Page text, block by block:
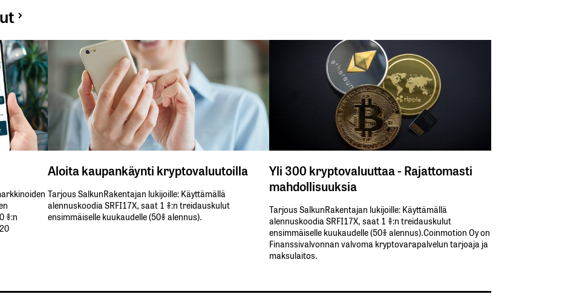
%:n
Aloita kaupankäynti kryptovaluutoilla
Tarjous SalkunRakentajan lukijoille: Käyttämällä​ ​
alennuskoodia​ ​SRFI17X,​ ​saat​ ​1 %:n treidauskulut​ ​
ensimmäiselle​ ​kuukaudelle​ ​(50%​ ​alennus).
Yli 300 kryptovaluuttaa - Rajattomasti
mahdollisuuksia
Tarjous SalkunRakentajan lukijoille: Käyttämällä​ ​
alennuskoodia​ ​SRFI17X,​ ​saat​ ​1 %:n treidauskulut​ ​
ensimmäiselle​ ​kuukaudelle​ ​(50%​ ​alennus).Coinmotion Oy on
Finanssivalvonnan valvoma kryptovarapalvelun tarjoaja ja
maksulaitos.